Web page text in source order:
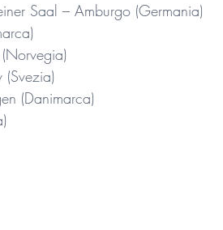
Saal – Amburgo (Germania)
(Danimarca)